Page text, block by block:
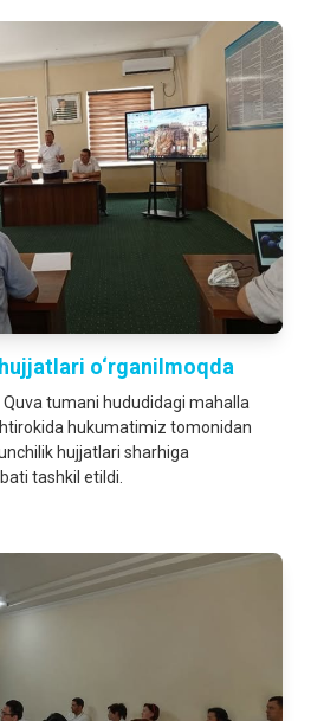
o‘rganilmoqda
tumani hududidagi mahalla
hukumatimiz tomonidan
hujjatlari sharhiga
tashkil etildi.